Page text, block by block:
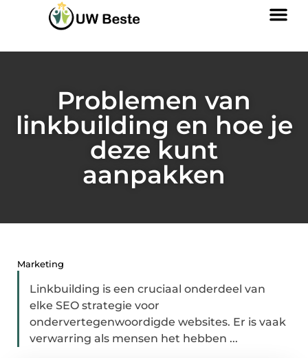
Problemen van
linkbuilding en hoe je
deze kunt
aanpakken
Marketing
Linkbuilding is een cruciaal onderdeel van
elke SEO strategie voor
ondervertegenwoordigde websites. Er is vaak
verwarring als mensen het hebben ...